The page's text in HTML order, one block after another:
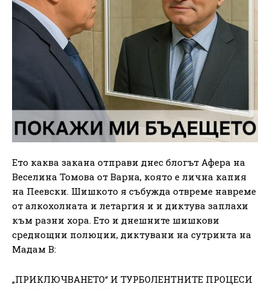
Ето каква закана отправи днес блогът Афера на
Веселина Томова от Варна, която е лична капия
на Пеевски. Шишкото я събужда отвреме навреме
от алкохолната и летаргия и и диктува заплахи
към разни хора. Ето и днешните шишкови
среднощни полюции, диктувани на сутринта на
Мадам В:
„ПРИКЛЮЧВАНЕТО“ И ТУРБОЛЕНТНИТЕ ПРОЦЕСИ